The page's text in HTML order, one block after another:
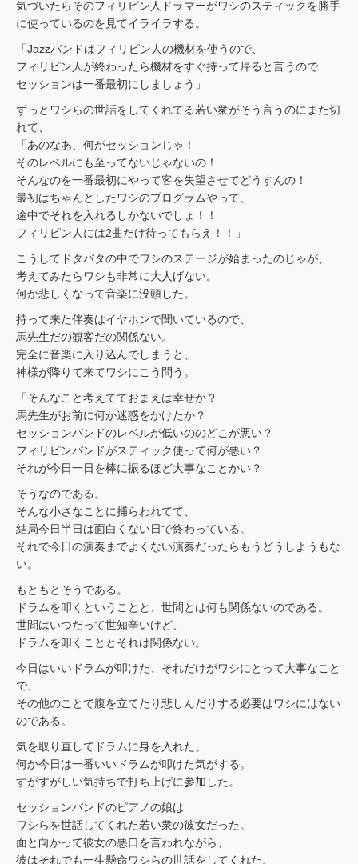
気づいたらそのフィリピン人ドラマーがワシのスティックを勝手
に使っているのを見てイライラする。
「Jazzバンドはフィリピン人の機材を使うので、
フィリピン人が終わったら機材をすぐ持って帰ると言うので
セッションは一番最初にしましょう」
ずっとワシらの世話をしてくれてる若い衆がそう言うのにまた切
れて、
「あのなあ、何がセッションじゃ！
そのレベルにも至ってないじゃないの！
そんなのを一番最初にやって客を失望させてどうすんの！
最初はちゃんとしたワシのプログラムやって、
途中でそれを入れるしかないでしょ！！
フィリピン人には2曲だけ待ってもらえ！！」
こうしてドタバタの中でワシのステージが始まったのじゃが、
考えてみたらワシも非常に大人げない。
何か悲しくなって音楽に没頭した。
持って来た伴奏はイヤホンで聞いているので、
馬先生だの観客だの関係ない。
完全に音楽に入り込んでしまうと、
神様が降りて来てワシにこう問う。
「そんなこと考えてておまえは幸せか？
馬先生がお前に何か迷惑をかけたか？
セッションバンドのレベルが低いののどこが悪い？
フィリピンバンドがスティック使って何が悪い？
それが今日一日を棒に振るほど大事なことかい？
そうなのである。
そんな小さなことに捕らわれてて、
結局今日半日は面白くない日で終わっている。
それで今日の演奏までよくない演奏だったらもうどうしようもな
い。
もともとそうである。
ドラムを叩くということと、世間とは何も関係ないのである。
世間はいつだって世知辛いけど、
ドラムを叩くこととそれは関係ない。
今日はいいドラムが叩けた、それだけがワシにとって大事なこと
で、
その他のことで腹を立てたり悲しんだりする必要はワシにはない
のである。
気を取り直してドラムに身を入れた。
何か今日は一番いいドラムが叩けた気がする。
すがすがしい気持ちで打ち上げに参加した。
セッションバンドのピアノの娘は
ワシらを世話してくれた若い衆の彼女だった。
面と向かって彼女の悪口を言われながら、
彼はそれでも一生懸命ワシらの世話をしてくれた。